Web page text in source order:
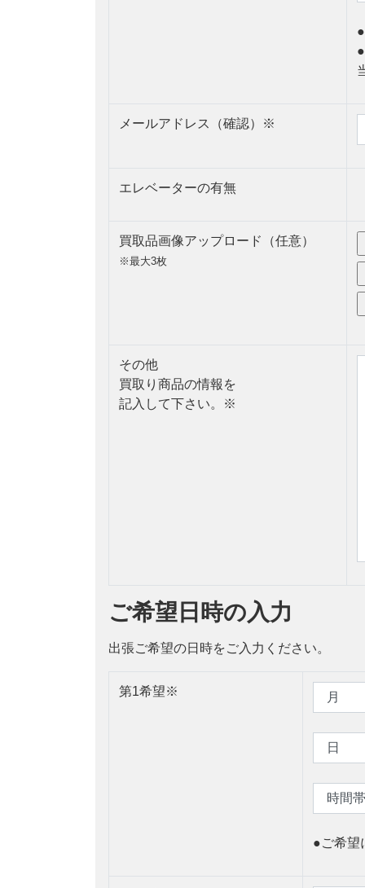
●
●
メールアドレス（確認） ※
エレベーターの有無
買取品画像アップロード（任意）
※最大3枚
その他
買取り商品の情報を
記入して下さい。
※
ご希望日時の入力
出張ご希望の日時をご入力ください。
第1希望※
●ご希望